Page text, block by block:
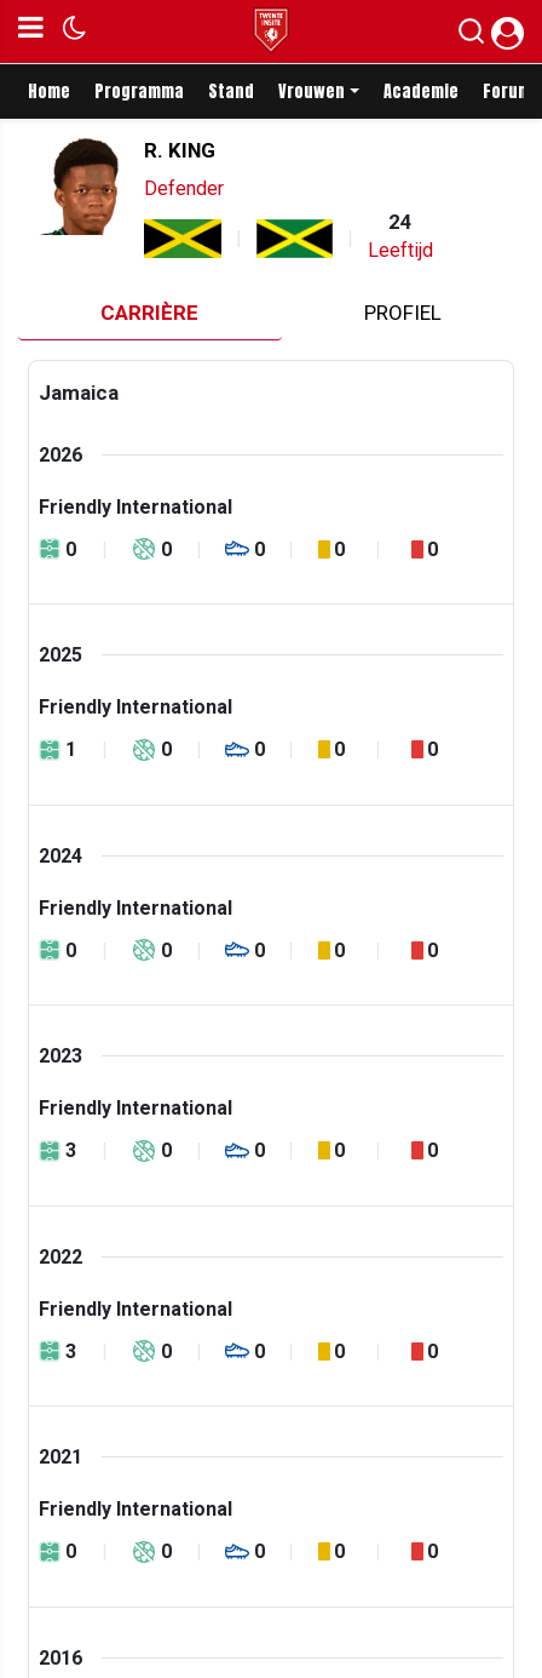
Home Programma Stand Vrouwen Academie Forum
R. KING
Defender
24
Leeftijd
CARRIÈRE PROFIEL
Jamaica
2026
Friendly International
0
0 0 0 0
2025
Friendly International
1
0 0 0 0
2024
Friendly International
0
0 0 0 0
2023
Friendly International
3
0 0 0 0
2022
Friendly International
3
0 0 0 0
2021
Friendly International
0
0 0 0 0
2016